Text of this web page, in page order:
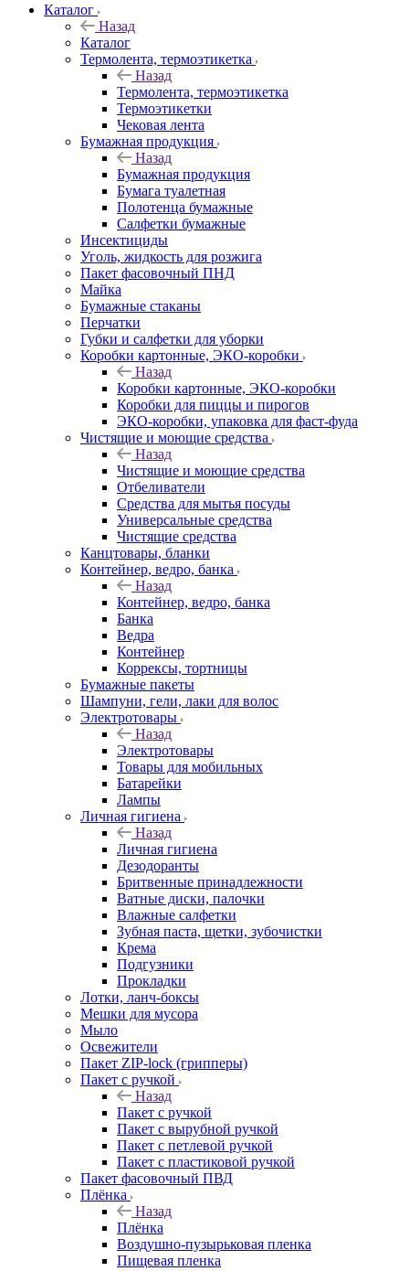
Каталог
Назад
Каталог
Термолента, термоэтикетка
Назад
Термолента, термоэтикетка
Термоэтикетки
Чековая лента
Бумажная продукция
Назад
Бумажная продукция
Бумага туалетная
Полотенца бумажные
Салфетки бумажные
Инсектициды
Уголь, жидкость для розжига
Пакет фасовочный ПНД
Майка
Бумажные стаканы
Перчатки
Губки и салфетки для уборки
Коробки картонные, ЭКО-коробки
Назад
Коробки картонные, ЭКО-коробки
Коробки для пиццы и пирогов
ЭКО-коробки, упаковка для фаст-фуда
Чистящие и моющие средства
Назад
Чистящие и моющие средства
Отбеливатели
Средства для мытья посуды
Универсальные средства
Чистящие средства
Канцтовары, бланки
Контейнер, ведро, банка
Назад
Контейнер, ведро, банка
Банка
Ведра
Контейнер
Коррексы, тортницы
Бумажные пакеты
Шампуни, гели, лаки для волос
Электротовары
Назад
Электротовары
Товары для мобильных
Батарейки
Лампы
Личная гигиена
Назад
Личная гигиена
Дезодоранты
Бритвенные принадлежности
Ватные диски, палочки
Влажные салфетки
Зубная паста, щетки, зубочистки
Крема
Подгузники
Прокладки
Лотки, ланч-боксы
Мешки для мусора
Мыло
Освежители
Пакет ZIP-lock (грипперы)
Пакет с ручкой
Назад
Пакет с ручкой
Пакет с вырубной ручкой
Пакет с петлевой ручкой
Пакет с пластиковой ручкой
Пакет фасовочный ПВД
Плёнка
Назад
Плёнка
Воздушно-пузырьковая пленка
Пищевая пленка